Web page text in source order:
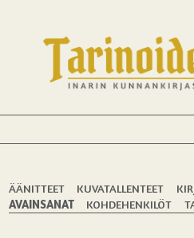
ÄÄNITTEET KUVATALLENTEET
AVAINSANAT
KOHDEHENKILÖT